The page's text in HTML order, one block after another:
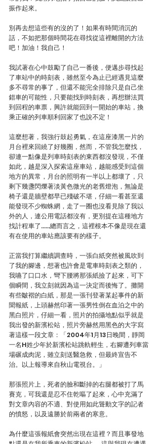
振作起來。
別再去想這些有的沒的了！如果有時間消沉的
話，不如把那個時間花在尋找從這裡離開的方法
吧！加油！我自己！
我試著在心中鼓勵了自己一番後，便邁步尋找起
了車站中的時刻表，雖然至今為止已經遇見這麼
多不尋常的事了，但還不能完全排除只是自己坐
錯車的可能性，只要能找到時刻表，再想辦法買
到回程的車票，興許就能回到一開始的車站，換
乘正確的列車順利回家了也說不定！
這麼想著，我強行鼓起勇氣，在這座漆黑一片的
月台裡來回繞了好幾圈，然而，不管我怎麼找，
卻連一點像是列車時刻表的東西都沒發現，不僅
如此，越是深入探索這座車站，越能感受到這個
地方的異常，月台的照明有一半以上都壞了，只
剩下幾盞閃爍著淡黃色微光的老舊燈泡，無論是
椅子還是牆壁都早已殘破不堪，仔細一看甚至還
能發現不少蜘蛛網，走了一圈也沒看見除了我以
外的人，連公用電話都沒有，更別提在這種地方
找計程車了……總而言之，這裡根本不像是現在還
有在使用的車站應該要有的樣子。
正當我打算繼續調查時，一張白紙突然被風吹到
了我的腳邊，想著也許會是電車時刻表之類的，
我嚥了口口水，彎下腰將那張紙撿了起來，可下
個瞬間，我立刻就因為這一決定而後悔了。攤開
有些皺褶的白紙，那是一張刊登著某起事件的新
聞報紙，上頭赫然印著一張男性倒在血泊之中的
黑白照片，仔細一看，照片的拍攝地點似乎就是
我出發的新濱松站，照片旁赫然用黑色的大字寫
著這樣一段文章：「2004年1月13日晚間，靜岡
一名H姓少年於新濱松站跳軌輕生，右腳遭列車當
場碾成肉泥，雖立刻送醫急救，但最終宣告不
治。以上報導來自秋山電視台。」
那張照片上，死者的臉和斷掉的右腿都被打了馬
賽克，可我還是忍不住乾嘔了起來，心中充滿了
對文章內容的不適、對使用如此聳動文字的記者
的憤怒，以及遠勝於前兩者的寒意。
為什麼這張報紙會突然出現在這裡？而且事發地